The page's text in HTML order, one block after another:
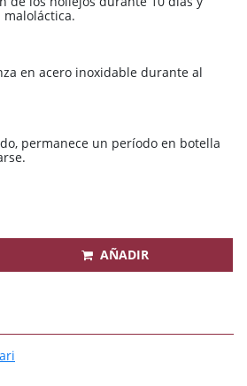
en acero inoxidable durante al
permanece un período en botella
AÑADIR